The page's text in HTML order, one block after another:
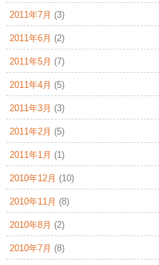
2011年7月 (3)
2011年6月 (2)
2011年5月 (7)
2011年4月 (5)
2011年3月 (3)
2011年2月 (5)
2011年1月 (1)
2010年12月 (10)
2010年11月 (8)
2010年8月 (2)
2010年7月 (8)